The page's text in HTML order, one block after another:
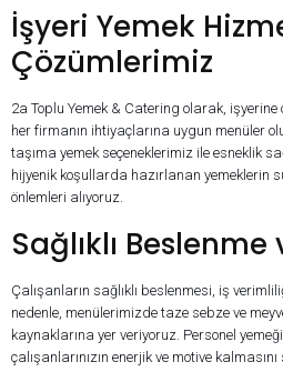
İşyeri Yemek
Çözümlerimiz
2a Toplu Yemek & Catering olarak, işyerine
her firmanın ihtiyaçlarına uygun menüler
taşıma yemek seçeneklerimiz ile esneklik
hijyenik koşullarda hazırlanan yemeklerin
önlemleri alıyoruz.
Sağlıklı
Çalışanların sağlıklı beslenmesi, iş
nedenle, menülerimizde taze sebze ve
kaynaklarına yer veriyoruz. Personel
çalışanlarınızın enerjik ve motive kalmasını